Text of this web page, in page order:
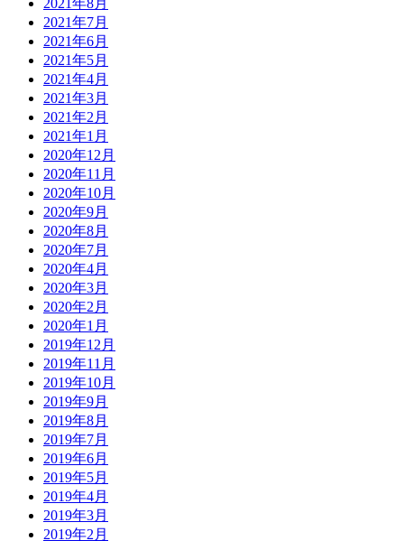
2021年8月
2021年7月
2021年6月
2021年5月
2021年4月
2021年3月
2021年2月
2021年1月
2020年12月
2020年11月
2020年10月
2020年9月
2020年8月
2020年7月
2020年4月
2020年3月
2020年2月
2020年1月
2019年12月
2019年11月
2019年10月
2019年9月
2019年8月
2019年7月
2019年6月
2019年5月
2019年4月
2019年3月
2019年2月